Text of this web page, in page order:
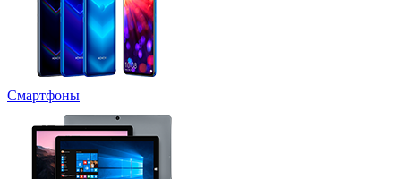
Смартфоны